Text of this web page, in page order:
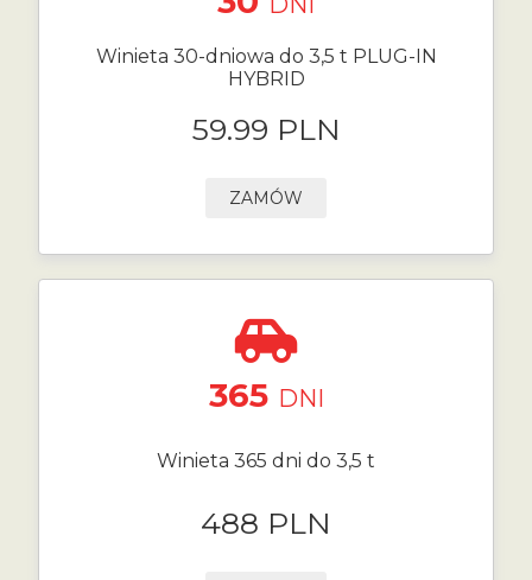
Winieta 30-dniowa do 3,5 t PLUG-IN
HYBRID
59.99 PLN
ZAMÓW
365 DNI
Winieta 365 dni do 3,5 t
488 PLN